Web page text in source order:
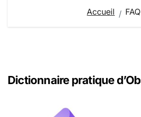
Accueil FAQ
Dictionnaire pratique